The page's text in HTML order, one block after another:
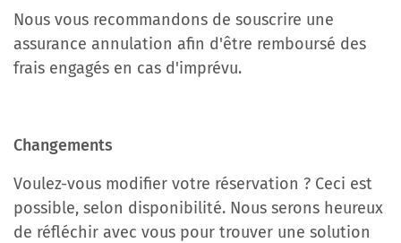
Nous vous recommandons de souscrire une
assurance annulation afin d'être remboursé des
frais engagés en cas d'imprévu.
Changements
Voulez-vous modifier votre réservation ? Ceci est
possible, selon disponibilité. Nous serons heureux
de réfléchir avec vous pour trouver une solution